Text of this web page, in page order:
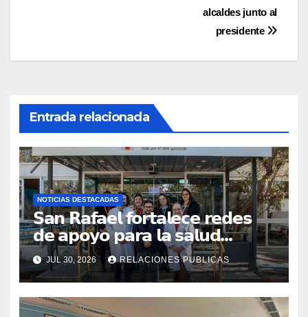
alcaldes junto al
presidente
Entrada relacionada
NOTICIAS DESTACADAS
𝗦𝗮𝗻 𝗥𝗮𝗳𝗮𝗲𝗹 𝗳𝗼𝗿𝘁𝗮𝗹𝗲𝗰𝗲 𝗿𝗲𝗱𝗲𝘀
𝗱𝗲 𝗮𝗽𝗼𝘆𝗼 𝗽𝗮𝗿𝗮 𝗹𝗮 𝘀𝗮𝗹𝘂𝗱
𝗶𝗻𝗳𝗮𝗻𝘁𝗶𝗹 𝗰𝗼𝗻 𝘃𝗶𝘀𝗶𝘁𝗮 𝗮
𝗖𝗢𝗔𝗡𝗜𝗤𝗨𝗘𝗠
JUL 30, 2026 RELACIONES PUBLICAS